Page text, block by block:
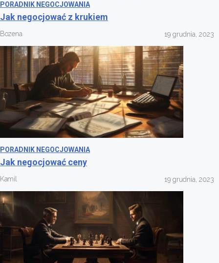
PORADNIK NEGOCJOWANIA
Jak negocjować z krukiem
Bozena 19 grudnia, 2023
PORADNIK NEGOCJOWANIA
Jak negocjować ceny
Kamil 19 grudnia, 2023